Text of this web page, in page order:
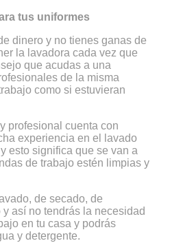
tus uniformes
dinero y no tienes ganas de
la lavadora cada vez que
que acudas a una
de la misma
como si estuvieran
profesional cuenta con
experiencia en el lavado
esto significa que se van a
de trabajo estén limpias y
de secado, de
así no tendrás la necesidad
en tu casa y podrás
y detergente.